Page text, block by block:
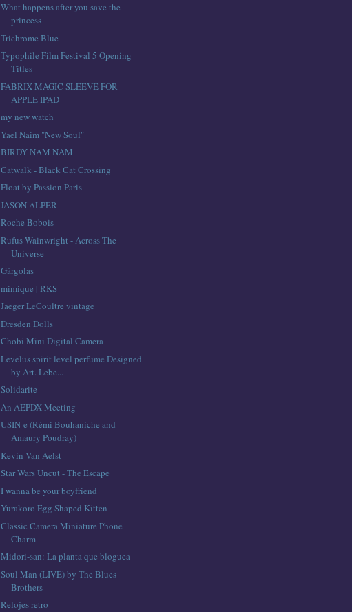
What happens after you save the
princess
Trichrome Blue
Typophile Film Festival 5 Opening
Titles
FABRIX MAGIC SLEEVE FOR
APPLE IPAD
my new watch
Yael Naim "New Soul"
BIRDY NAM NAM
Catwalk - Black Cat Crossing
Float by Passion Paris
JASON ALPER
Roche Bobois
Rufus Wainwright - Across The
Universe
Gárgolas
mimique | RKS
Jaeger LeCoultre vintage
Dresden Dolls
Chobi Mini Digital Camera
Levelus spirit level perfume Designed
by Art. Lebe...
Solidarite
An AEPDX Meeting
USIN-e (Rémi Bouhaniche and
Amaury Poudray)
Kevin Van Aelst
Star Wars Uncut - The Escape
I wanna be your boyfriend
Yurakoro Egg Shaped Kitten
Classic Camera Miniature Phone
Charm
Midori-san: La planta que bloguea
Soul Man (LIVE) by The Blues
Brothers
Relojes retro